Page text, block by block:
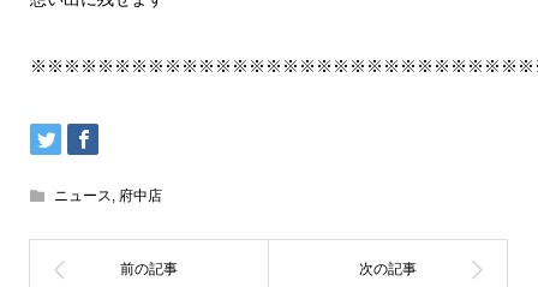
ニュース 府中店